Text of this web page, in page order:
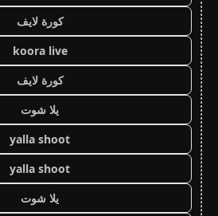
كورة لايف
koora live
كورة لايف
يلا شوت
yalla shoot
yalla shoot
يلا شوت